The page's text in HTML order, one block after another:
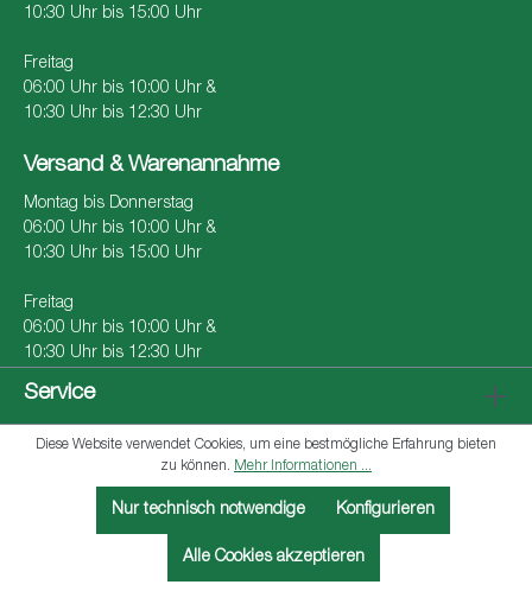
10:30 Uhr bis 15:00 Uhr
Freitag
06:00 Uhr bis 10:00 Uhr &
10:30 Uhr bis 12:30 Uhr
Versand & Warenannahme
Montag bis Donnerstag
06:00 Uhr bis 10:00 Uhr &
10:30 Uhr bis 15:00 Uhr
Freitag
06:00 Uhr bis 10:00 Uhr &
10:30 Uhr bis 12:30 Uhr
Service
GmbH
Diese Website verwendet Cookies, um eine bestmögliche Erfahrung bieten
zu können. Mehr Informationen ...
Nur technisch notwendige Konfigurieren
Alle Cookies akzeptieren